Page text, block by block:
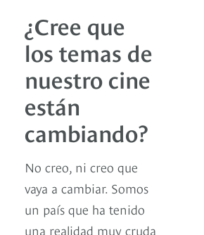
¿Cree que
los temas de
nuestro cine
están
cambiando?
No creo, ni creo que
vaya a cambiar. Somos
un país que ha tenido
una realidad muy cruda